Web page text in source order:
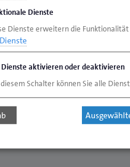
Ehrenurkunden
Herbert Schang. Vor
früheren
im
vielfältige Art auch
Dienste
Dienste erweitern die
Dienste
Dienste aktivieren oder deaktivieren
Schalter können Sie alle